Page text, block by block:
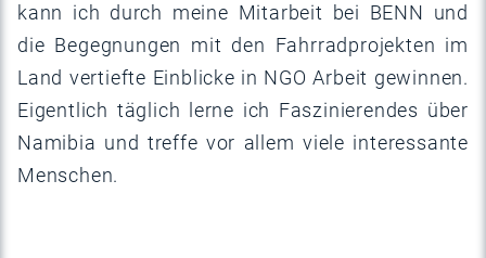
kann ich durch meine Mitarbeit bei BENN und
die Begegnungen mit den Fahrradprojekten im
Land vertiefte Einblicke in NGO Arbeit gewinnen.
Eigentlich täglich lerne ich Faszinierendes über
Namibia und treffe vor allem viele interessante
Menschen.